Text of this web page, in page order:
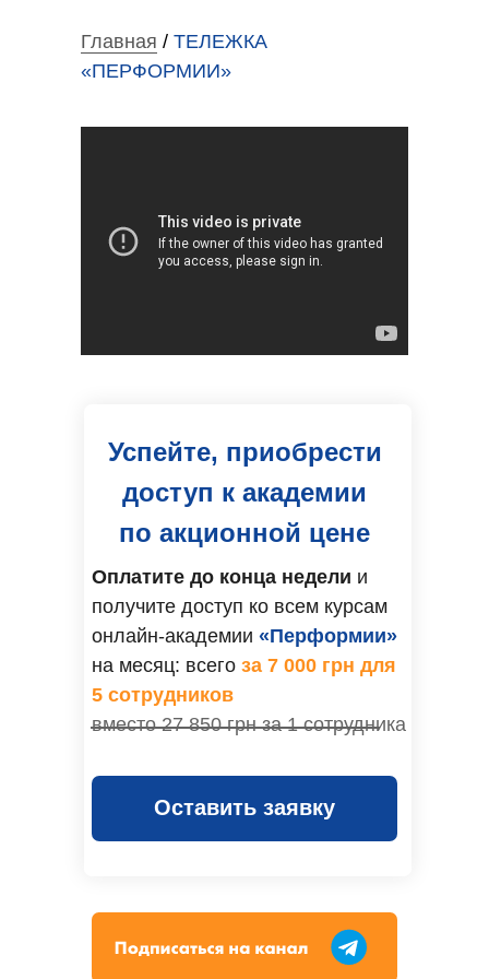
Главная / ТЕЛЕЖКА
«ПЕРФОРМИИ»
Успейте, приобрести
доступ к академии
по акционной цене
Оплатите до конца недели и
получите доступ ко всем курсам
онлайн-академии «Перформии»
на месяц: всего за 7 000 грн для
5 сотрудников
вместо 27 850 грн за 1 сотрудника
Оставить заявку